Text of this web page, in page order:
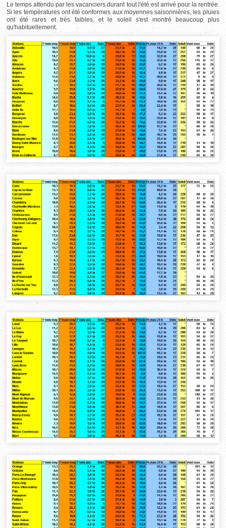
Le temps attendu par les vacanciers durant tout l'été est arrivé pour la rentrée.
Si les températures ont été conformes aux moyennes saisonnières, les pluies
ont été rares et très faibles, et le soleil s'est montré beaucoup plus
qu'habituellement.